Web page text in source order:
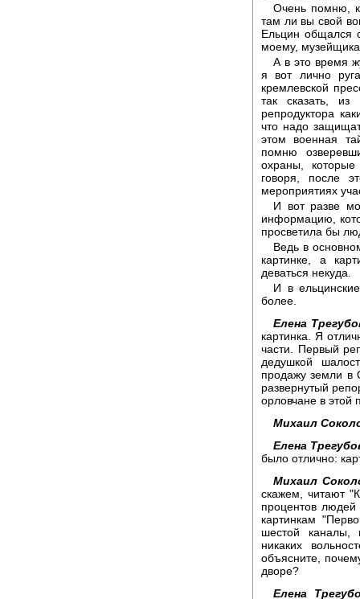
Очень помню,
там ли вы свой
Ельцин общался
моему,
А в это время
я вот лично
кремлевской
так сказать,
репродуктора
что надо
этом военная
помню
охраны,
говоря, после
мероприятиях
И вот разве
информацию,
просветила бы
Ведь в
картинке, а
деваться некуда.
И в
более.
Елена
картинка. Я
части. Первый
дедушкой
продажу земли в
развернутый
орловчане в этой
Михаил
Елена
было отлично:
Михаил
скажем, читают
процентов людей
картинкам
шестой каналы,
никаких
объясните,
дворе?
Елена